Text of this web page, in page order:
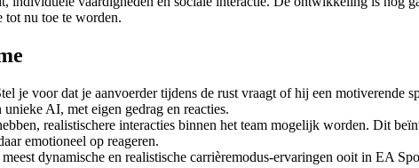
tot nu toe te worden.
je voor dat je aanvoerder tijdens de rust vraagt of hij een motiverende
AI, met eigen gedrag en reacties.
realistischere interacties binnen het team mogelijk worden. Dit
emotioneel op reageren.
dynamische en realistische carrièremodus-ervaringen ooit in EA